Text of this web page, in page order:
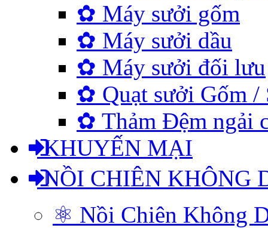
✿ Máy sưởi gốm
✿ Máy sưởi dầu
✿ Máy sưởi đối lưu
✿ Quạt sưởi Gốm /
✿ Thảm Đệm ngải
KHUYẾN MẠI
NỒI CHIÊN KHÔNG
⚛ Nồi Chiên Không